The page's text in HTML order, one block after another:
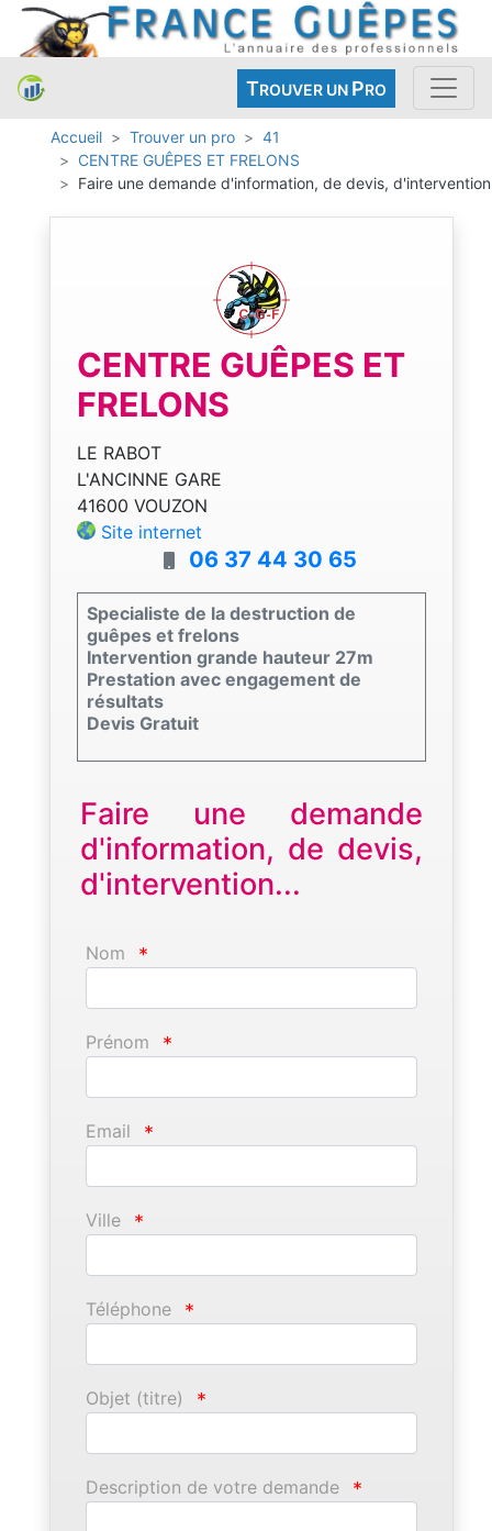
TROUVER UN PRO
Accueil Trouver un pro
41
CENTRE GUÊPES ET FRELONS
Faire une demande d'information, de devis, d'intervention
CENTRE GUÊPES ET
FRELONS
LE RABOT
L'ANCINNE GARE
41600 VOUZON
Site internet
06 37 44 30 65
Specialiste de la destruction de
guêpes et frelons
Intervention grande hauteur 27m
Prestation avec engagement de
résultats
Devis Gratuit
Faire une demande
d'information, de devis,
d'intervention...
Nom *
Prénom *
Email *
Ville *
Téléphone *
Objet (titre) *
Description de votre demande *